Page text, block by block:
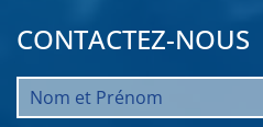
CONTACTEZ-NOUS